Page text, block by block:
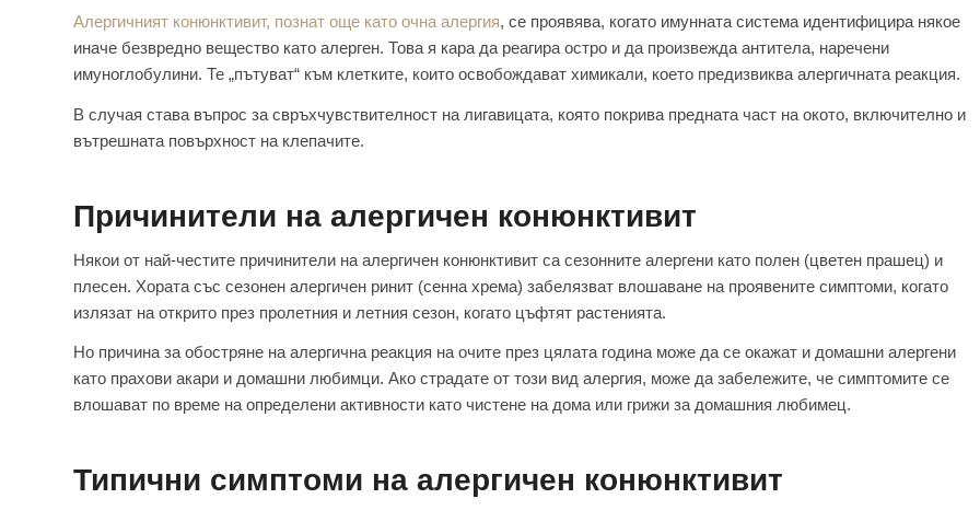
Алергичният конюнктивит, познат още като очна алергия, се проявява, когато имунната система идентифицира някое
иначе безвредно вещество като алерген. Това я кара да реагира остро и да произвежда антитела, наречени
имуноглобулини. Те „пътуват“ към клетките, които освобождават химикали, което предизвиква алергичната реакция.
В случая става въпрос за свръхчувствителност на лигавицата, която покрива предната част на окото, включително и
вътрешната повърхност на клепачите.
Причинители на алергичен конюнктивит
Някои от най-честите причинители на алергичен конюнктивит са сезонните алергени като полен (цветен прашец) и
плесен. Хората със сезонен алергичен ринит (сенна хрема) забелязват влошаване на проявените симптоми, когато
излязат на открито през пролетния и летния сезон, когато цъфтят растенията.
Но причина за обостряне на алергична реакция на очите през цялата година може да се окажат и домашни алергени
като прахови акари и домашни любимци. Ако страдате от този вид алергия, може да забележите, че симптомите се
влошават по време на определени активности като чистене на дома или грижи за домашния любимец.
Типични симптоми на алергичен конюнктивит